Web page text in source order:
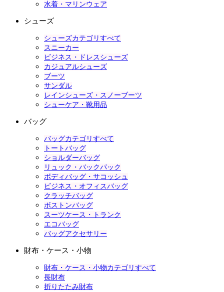
水着・マリンウェア
シューズ
シューズカテゴリすべて
スニーカー
ビジネス・ドレスシューズ
カジュアルシューズ
ブーツ
サンダル
レインシューズ・スノーブーツ
シューケア・靴用品
バッグ
バッグカテゴリすべて
トートバッグ
ショルダーバッグ
リュック・バックパック
ボディバッグ・サコッシュ
ビジネス・オフィスバッグ
クラッチバッグ
ボストンバッグ
スーツケース・トランク
エコバッグ
バッグアクセサリー
財布・ケース・小物
財布・ケース・小物カテゴリすべて
長財布
折りたたみ財布